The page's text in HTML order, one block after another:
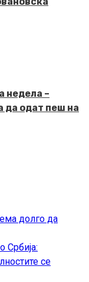
недела –
да одат пеш на
долго да
Србија:
се